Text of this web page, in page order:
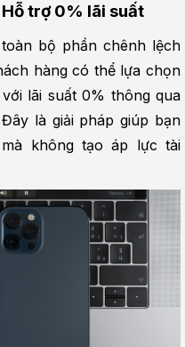
trợ 0% lãi suất
bộ phần chênh lệch
hàng có thể lựa chọn
lãi suất 0% thông qua
là giải pháp giúp bạn
không tạo áp lực tài